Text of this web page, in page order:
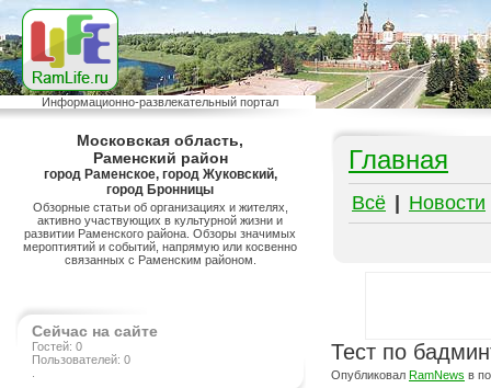
Информационно-развлекательный портал
Московская область,
Раменский район
город Раменское, город Жуковский,
город Бронницы
Обзорные статьи об организациях и жителях,
активно участвующих в культурной жизни и
развитии Раменского района. Обзоры значимых
мероптиятий и событий, напрямую или косвенно
связанных с Раменским районом.
Сейчас на сайте
Гостей: 0
Пользователей: 0
Главная
Всё Новости
Тест по
Опубликовал RamNews в